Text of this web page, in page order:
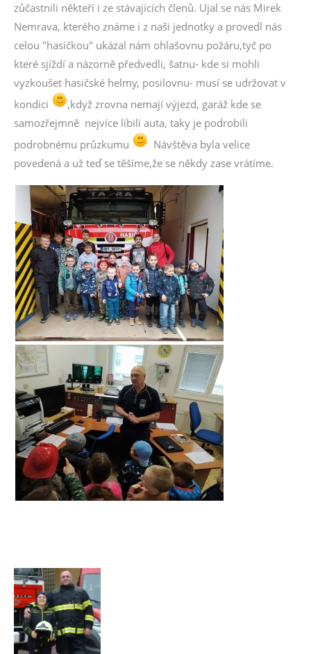
zůčastnili někteří i ze stávajících členů. Ujal se nás Mirek
Nemrava, kterého známe i z naši jednotky a provedl nás
celou "hasičkou" ukázal nám ohlašovnu požáru,tyč po
které sjíždí a názorně předvedli, šatnu- kde si mohli
vyzkoušet hasičské helmy, posilovnu- musí se udržovat v
kondici
,když zrovna nemají výjezd, garáž kde se
samozřejmně nejvíce líbili auta, taky je podrobili
podrobnému průzkumu
Návštěva byla velice
povedená a už teď se těšíme,že se někdy zase vrátíme.